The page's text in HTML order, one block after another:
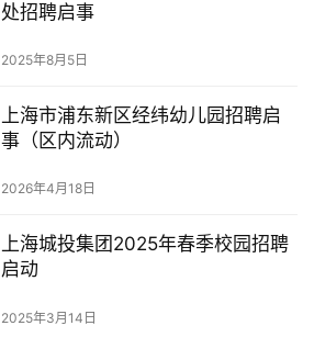
处招聘启事
2025年8月5日
上海市浦东新区经纬幼儿园招聘启
事（区内流动）
2026年4月18日
上海城投集团2025年春季校园招聘
启动
2025年3月14日